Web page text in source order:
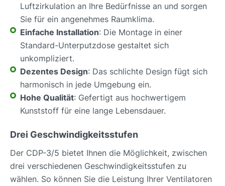
Luftzirkulation an Ihre Bedürfnisse an und sorgen
Sie für ein angenehmes Raumklima.
Einfache Installation: Die Montage in einer
Standard-Unterputzdose gestaltet sich
unkompliziert.
Dezentes Design: Das schlichte Design fügt sich
harmonisch in jede Umgebung ein.
Hohe Qualität: Gefertigt aus hochwertigem
Kunststoff für eine lange Lebensdauer.
Drei Geschwindigkeitsstufen
Der CDP-3/5 bietet Ihnen die Möglichkeit, zwischen
drei verschiedenen Geschwindigkeitsstufen zu
wählen. So können Sie die Leistung Ihrer Ventilatoren